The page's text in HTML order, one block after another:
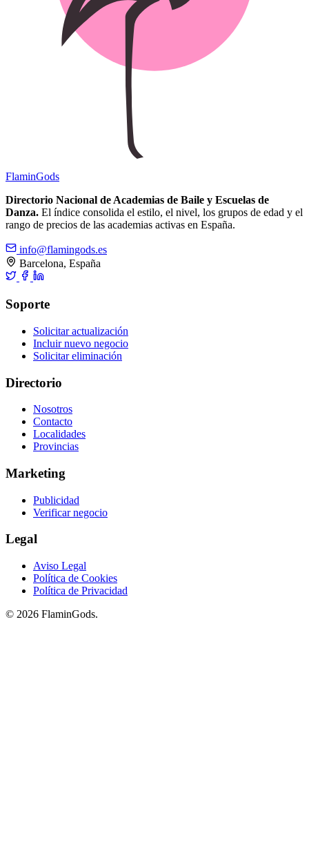
FlaminGods
Directorio Nacional de Academias de Baile y Escuelas de
Danza. El índice consolida el estilo, el nivel, los grupos de edad y el
rango de precios de las academias activas en España.
info@flamingods.es
Barcelona, España
Soporte
Solicitar actualización
Incluir nuevo negocio
Solicitar eliminación
Directorio
Nosotros
Contacto
Localidades
Provincias
Marketing
Publicidad
Verificar negocio
Legal
Aviso Legal
Política de Cookies
Política de Privacidad
© 2026 FlaminGods.